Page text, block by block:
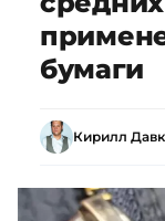
бумаги
Кирилл